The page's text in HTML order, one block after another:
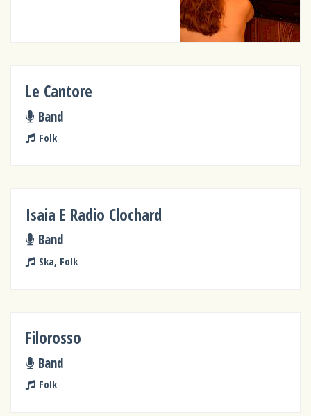
Le Cantore
Band
Folk
Isaia E Radio Clochard
Band
Ska, Folk
Filorosso
Band
Folk